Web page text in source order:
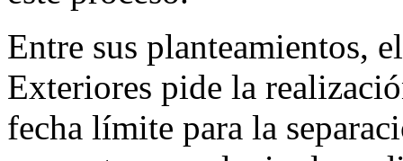
Entre sus planteamientos,
Exteriores pide la
fecha límite para la